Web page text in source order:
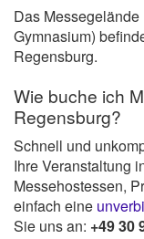
Das
Gymnasium)
Regensburg.
Wie buche ich
Regensburg?
Schnell und
Ihre Veranstaltung
Messehostessen,
einfach eine
Sie uns an: +49 30